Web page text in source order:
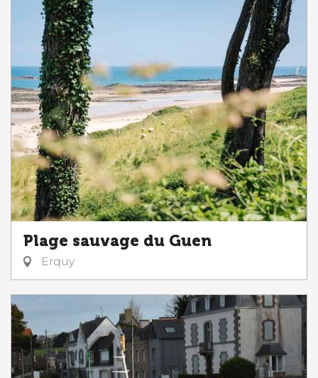
Plage sauvage du Guen
Erquy